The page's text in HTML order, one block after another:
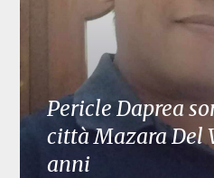
Pericle Daprea
città Mazara Del
anni